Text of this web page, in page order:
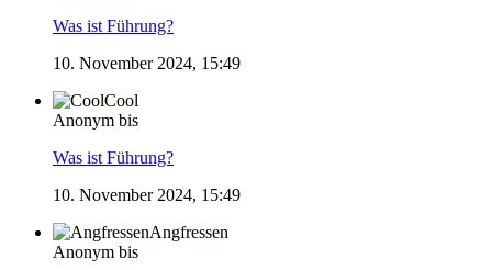
Was ist Führung?
10. November 2024, 15:49
Cool
Anonym bis
Was ist Führung?
10. November 2024, 15:49
Angfressen
Anonym bis